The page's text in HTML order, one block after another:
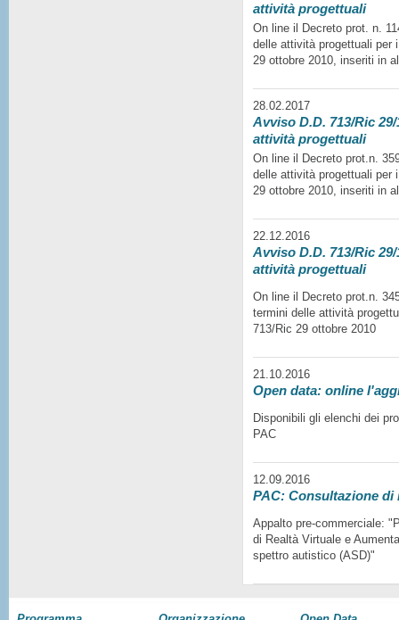
attività progettuali
On line il Decreto prot. n.
delle attività progettuali per
29 ottobre 2010, inseriti in
28.02.2017
Avviso D.D. 713/Ric
attività progettuali
On line il Decreto prot.n.
delle attività progettuali per
29 ottobre 2010, inseriti in
22.12.2016
Avviso D.D. 713/Ric
attività progettuali
On line il Decreto prot.n.
termini delle attività
713/Ric 29 ottobre 2010
21.10.2016
Open data: online
Disponibili gli elenchi dei
PAC
12.09.2016
PAC: Consultazione di
Appalto pre-commerciale:
di Realtà Virtuale e
spettro autistico (ASD)"